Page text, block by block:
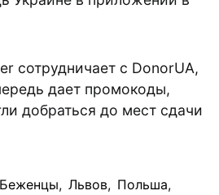
сотрудничает с DonorUA,
дает промокоды,
добраться до мест сдачи
Беженцы, Львов, Польша,